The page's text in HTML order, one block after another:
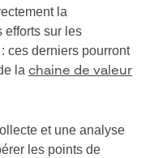
la
efforts sur les
ces derniers pourront
la chaine de valeur
et une analyse
les points de